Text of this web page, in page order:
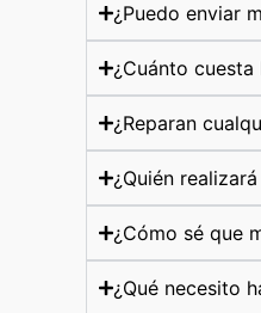
¿Puedo enviar
¿Cuánto
¿Reparan
¿Quién
¿Cómo sé que
¿Qué necesito